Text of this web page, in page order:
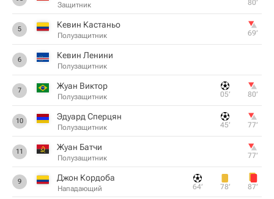
Защитник 80‎’‎
5 Кевин Кастаньо
Полузащитник 69‎’‎
6 Кевин Ленини
Полузащитник
7 Жуан Виктор
Полузащитник 05‎’‎ 80‎’‎
10 Эдуард Сперцян
Полузащитник 45‎’‎ 77‎’‎
11 Жуан Батчи
Полузащитник 77‎’‎
9 Джон Кордоба
Нападающий 64‎’‎ 78‎’‎ 87‎’‎